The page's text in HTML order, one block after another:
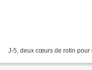
J-5, deux cœurs de rotin pour